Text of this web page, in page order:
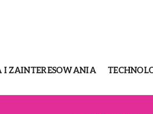
I ZAINTERESOWANIA